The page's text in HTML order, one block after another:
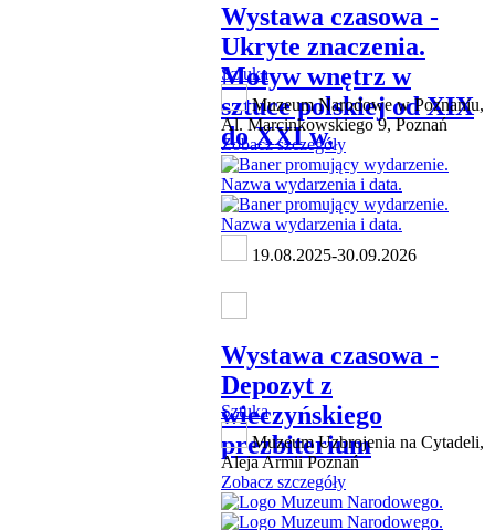
Wystawa czasowa -
Ukryte znaczenia.
Motyw wnętrz w
sztuce polskiej od XIX
do XXI w.
Sztuka
Muzeum Narodowe w Poznaniu,
Al. Marcinkowskiego 9, Poznań
Zobacz szczegóły
19.08.2025-30.09.2026
Wystawa czasowa -
Depozyt z
wieczyńskiego
prezbiterium
Sztuka
Muzeum Uzbrojenia na Cytadeli,
Aleja Armii Poznań
Zobacz szczegóły